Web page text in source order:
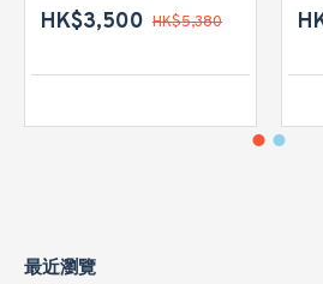
HK$3,500 HK$5,380
最近瀏覽